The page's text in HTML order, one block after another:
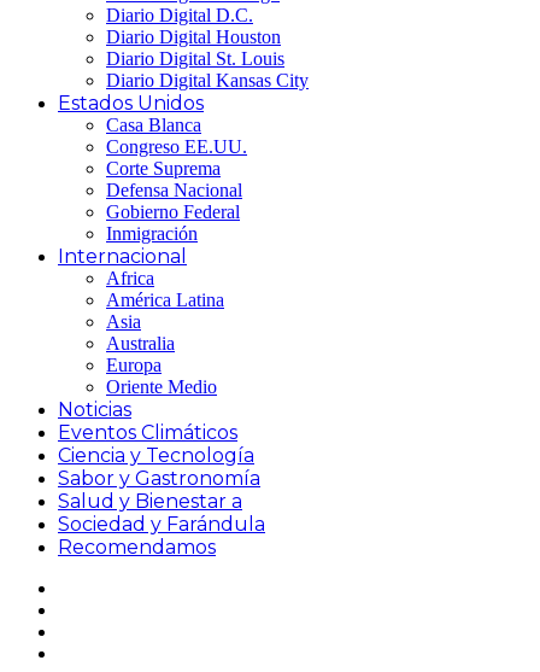
Diario Digital D.C.
Diario Digital Houston
Diario Digital St. Louis
Diario Digital Kansas City
Estados Unidos
Casa Blanca
Congreso EE.UU.
Corte Suprema
Defensa Nacional
Gobierno Federal
Inmigración
Internacional
Africa
América Latina
Asia
Australia
Europa
Oriente Medio
Noticias
Eventos Climáticos
Ciencia y Tecnología
Sabor y Gastronomía
Salud y Bienestar a
Sociedad y Farándula
Recomendamos